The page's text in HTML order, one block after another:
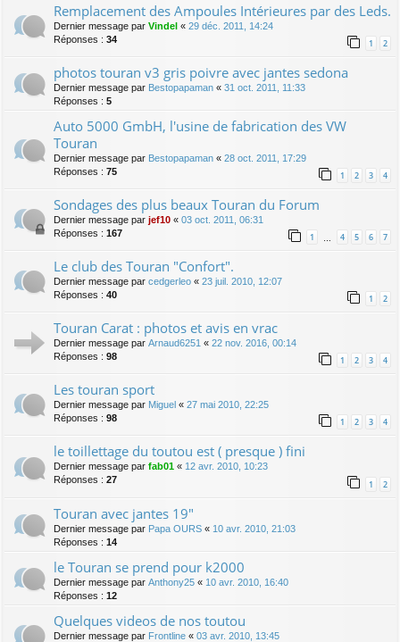
Remplacement des Ampoules Intérieures par des Leds.
Dernier message par Vindel « 29 déc. 2011, 14:24
Réponses : 34 1 2
photos touran v3 gris poivre avec jantes sedona
Dernier message par Bestopapaman « 31 oct. 2011, 11:33
Réponses : 5
Auto 5000 GmbH, l'usine de fabrication des VW
Touran
Dernier message par Bestopapaman « 28 oct. 2011, 17:29
Réponses : 75 1 2 3 4
Sondages des plus beaux Touran du Forum
Dernier message par jef10 « 03 oct. 2011, 06:31
Réponses : 167 1 … 4 5 6 7
Le club des Touran "Confort".
Dernier message par cedgerleo « 23 juil. 2010, 12:07
Réponses : 40 1 2
Touran Carat : photos et avis en vrac
Dernier message par Arnaud6251 « 22 nov. 2016, 00:14
Réponses : 98 1 2 3 4
Les touran sport
Dernier message par Miguel « 27 mai 2010, 22:25
Réponses : 98 1 2 3 4
le toillettage du toutou est ( presque ) fini
Dernier message par fab01 « 12 avr. 2010, 10:23
Réponses : 27 1 2
Touran avec jantes 19"
Dernier message par Papa OURS « 10 avr. 2010, 21:03
Réponses : 14
le Touran se prend pour k2000
Dernier message par Anthony25 « 10 avr. 2010, 16:40
Réponses : 12
Quelques videos de nos toutou
Dernier message par Frontline « 03 avr. 2010, 13:45